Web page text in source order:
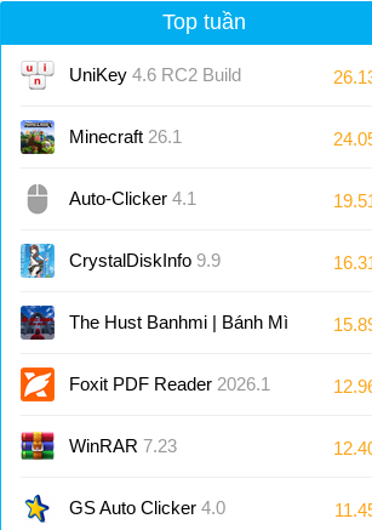
Top tuần
UniKey 4.6 RC2 Build
230919
Minecraft 26.1
Auto-Clicker 4.1
CrystalDiskInfo 9.9
The Hust Banhmi | Bánh Mì
Bách Khoa
Foxit PDF Reader 2026.1
WinRAR 7.23
GS Auto Clicker 4.0